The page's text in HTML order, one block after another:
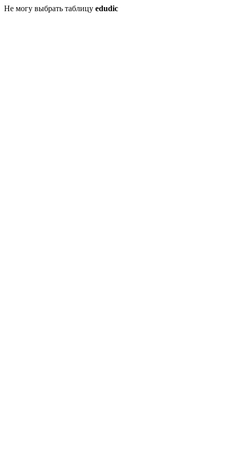
Не могу выбрать таблицу edudic